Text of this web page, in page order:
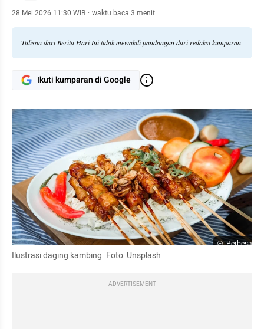
28 Mei 2026 11:30 WIB · waktu baca 3 menit
Tulisan dari Berita Hari Ini tidak mewakili pandangan dari redaksi kumparan
Ikuti kumparan di Google
Perbesar
Ilustrasi daging kambing. Foto: Unsplash
ADVERTISEMENT